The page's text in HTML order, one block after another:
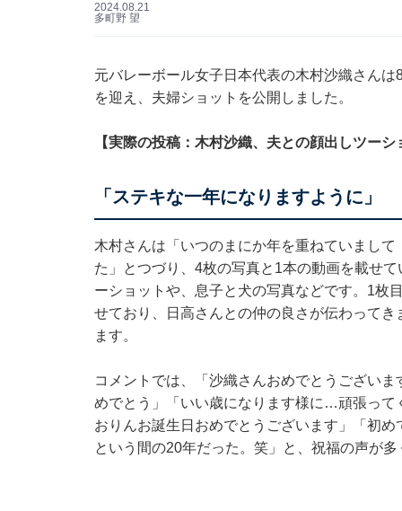
2024.08.21
多町野 望
元バレーボール女子日本代表の木村沙織さん
を迎え、夫婦ショットを公開しました。
【実際の投稿：木村沙織、夫との顔出しツーシ
「ステキな一年になりますように」
木村さんは「いつのまにか年を重ねていまし
た」とつづり、4枚の写真と1本の動画を載せ
ーショットや、息子と犬の写真などです。1枚
せており、日高さんとの仲の良さが伝わって
ます。
コメントでは、「沙織さんおめでとうござい
めでとう」「いい歳になります様に…頑張って
おりんお誕生日おめでとうございます」「初
という間の20年だった。笑」と、祝福の声が多